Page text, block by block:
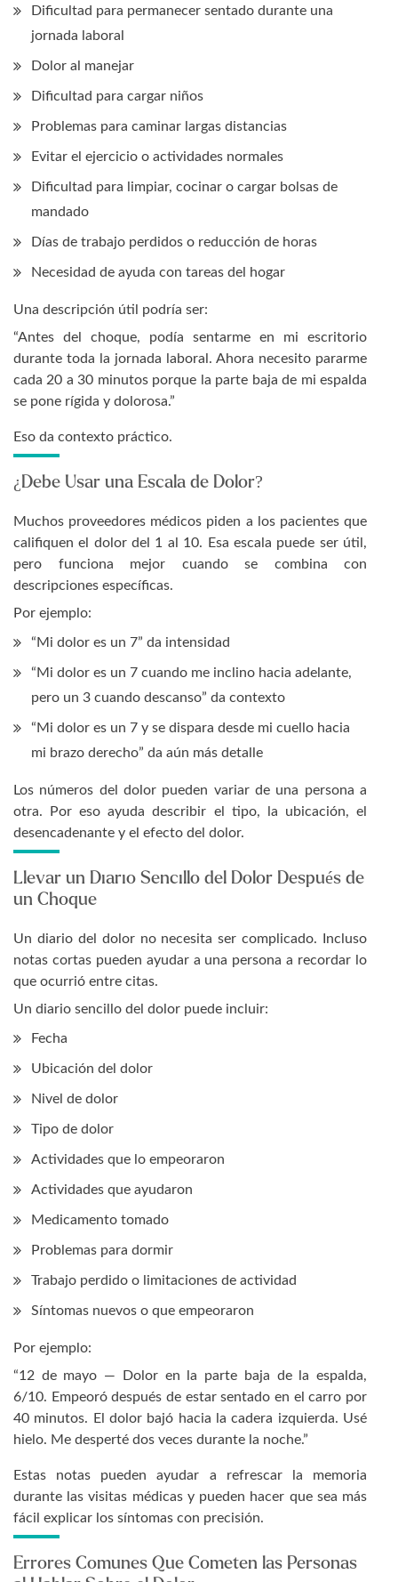
Dificultad para permanecer sentado durante una
jornada laboral
Dolor al manejar
Dificultad para cargar niños
Problemas para caminar largas distancias
Evitar el ejercicio o actividades normales
Dificultad para limpiar, cocinar o cargar bolsas de
mandado
Días de trabajo perdidos o reducción de horas
Necesidad de ayuda con tareas del hogar
Una descripción útil podría ser:
“Antes del choque, podía sentarme en mi escritorio
durante toda la jornada laboral. Ahora necesito pararme
cada 20 a 30 minutos porque la parte baja de mi espalda
se pone rígida y dolorosa.”
Eso da contexto práctico.
¿Debe Usar una Escala de Dolor?
Muchos proveedores médicos piden a los pacientes que
califiquen el dolor del 1 al 10. Esa escala puede ser útil,
pero funciona mejor cuando se combina con
descripciones específicas.
Por ejemplo:
“Mi dolor es un 7” da intensidad
“Mi dolor es un 7 cuando me inclino hacia adelante,
pero un 3 cuando descanso” da contexto
“Mi dolor es un 7 y se dispara desde mi cuello hacia
mi brazo derecho” da aún más detalle
Los números del dolor pueden variar de una persona a
otra. Por eso ayuda describir el tipo, la ubicación, el
desencadenante y el efecto del dolor.
Llevar un Diario Sencillo del Dolor Después de
un Choque
Un diario del dolor no necesita ser complicado. Incluso
notas cortas pueden ayudar a una persona a recordar lo
que ocurrió entre citas.
Un diario sencillo del dolor puede incluir:
Fecha
Ubicación del dolor
Nivel de dolor
Tipo de dolor
Actividades que lo empeoraron
Actividades que ayudaron
Medicamento tomado
Problemas para dormir
Trabajo perdido o limitaciones de actividad
Síntomas nuevos o que empeoraron
Por ejemplo:
“12 de mayo — Dolor en la parte baja de la espalda,
6/10. Empeoró después de estar sentado en el carro por
40 minutos. El dolor bajó hacia la cadera izquierda. Usé
hielo. Me desperté dos veces durante la noche.”
Estas notas pueden ayudar a refrescar la memoria
durante las visitas médicas y pueden hacer que sea más
fácil explicar los síntomas con precisión.
Errores Comunes Que Cometen las Personas